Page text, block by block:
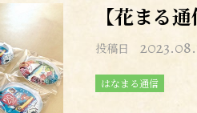
【花まる
投稿日
はなまる通信